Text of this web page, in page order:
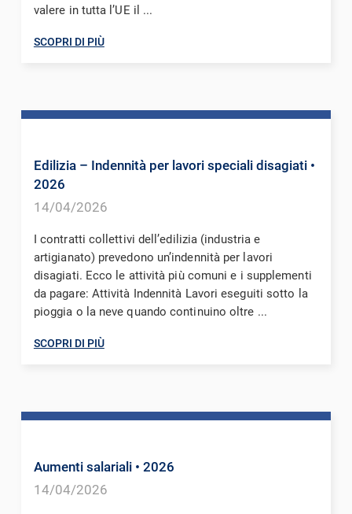
valere in tutta l’UE il ...
SCOPRI DI PIÙ
Edilizia – Indennità per lavori speciali disagiati •
2026
14/04/2026
I contratti collettivi dell’edilizia (industria e
artigianato) prevedono un’indennità per lavori
disagiati. Ecco le attività più comuni e i supplementi
da pagare: Attività Indennità Lavori eseguiti sotto la
pioggia o la neve quando continuino oltre ...
SCOPRI DI PIÙ
Aumenti salariali • 2026
14/04/2026